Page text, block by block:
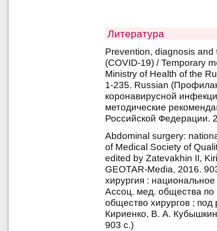
Литература
Prevention, diagnosis
(COVID-19) / Temporary
Ministry of Health of the
1-235. Russian
коронавирусной
методические
Российской Федерации.
Abdominal surgery:
of Medical Society of
edited by Zatevakhin II,
GEOTAR-Media, 2016.
хирургия :
Ассоц. мед. общества
общество хирургов ;
Кириенко, В. А.
903 с.)